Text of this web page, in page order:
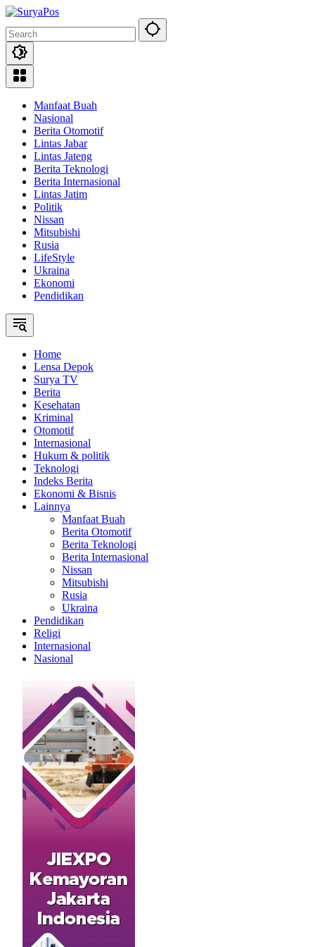
Skip
content
Manfaat Buah
Nasional
Berita Otomotif
Lintas Jabar
Lintas Jateng
Berita Teknologi
Berita Internasional
Lintas Jatim
Politik
Nissan
Mitsubishi
Rusia
LifeStyle
Ukraina
Ekonomi
Pendidikan
Home
Lensa Depok
Surya TV
Berita
Kesehatan
Kriminal
Otomotif
Internasional
Hukum & politik
Teknologi
Indeks Berita
Ekonomi & Bisnis
Lainnya
Manfaat Buah
Berita Otomotif
Berita Teknologi
Berita Internasional
Nissan
Mitsubishi
Rusia
Ukraina
Pendidikan
Religi
Internasional
Nasional